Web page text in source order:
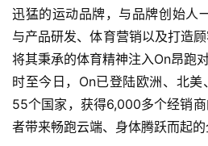
视
频
用
户
精
选
迅猛的运动品牌，与品牌创始人
与产品研发、体育营销以及打造
将其秉承的体育精神注入On昂跑
时至今日，On已登陆欧洲、北
55个国家，获得6,000多个经销
者带来畅跑云端、身体腾跃而起的